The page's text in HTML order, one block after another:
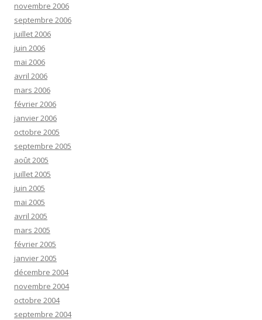
novembre 2006
septembre 2006
juillet 2006
juin 2006
mai 2006
avril 2006
mars 2006
février 2006
janvier 2006
octobre 2005
septembre 2005
août 2005
juillet 2005
juin 2005
mai 2005
avril 2005
mars 2005
février 2005
janvier 2005
décembre 2004
novembre 2004
octobre 2004
septembre 2004